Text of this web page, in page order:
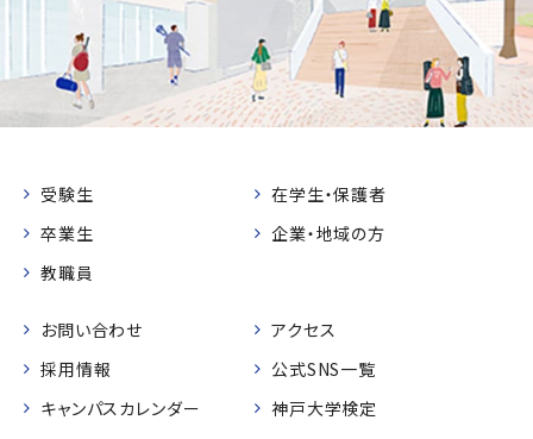
受験生
在学生・保護者
卒業生
企業・地域の方
教職員
お問い合わせ
アクセス
採用情報
公式SNS一覧
キャンパスカレンダー
神戸大学検定